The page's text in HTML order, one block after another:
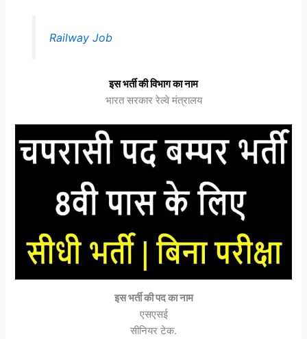
Railway Job
इस भर्ती की विभाग का नाम
भारत सरकार रेल्वे मंत्रालय
इस भर्ती की पद का नाम
एसएसई
सीनियर टेक.